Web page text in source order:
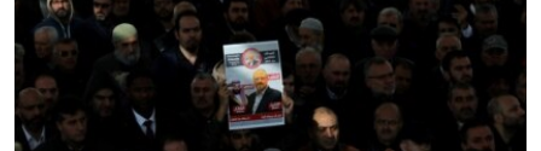
FOTOQALEREYA
İNFOQRAFIKA
KARIKATURA
OXU ZALI
AZƏRBAYCAN ƏDƏBIYYATI KITABXANASI
İSLAM VƏ DEMOKRATIYA
HAQQIMIZDA
MISSIYAMIZ
PEŞƏ ETIKASI VƏ JURNALISTIKA STANDARTLARIMIZ
BIZI IZLƏ